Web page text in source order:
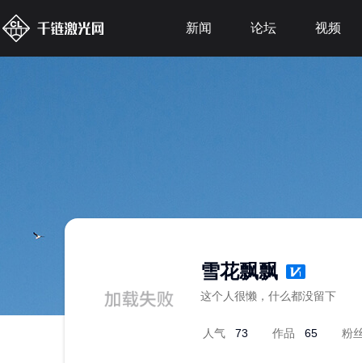
新闻 论坛 视频
雪花飘飘
这个人很懒，什么都没留下
人气 73 作品 65 粉